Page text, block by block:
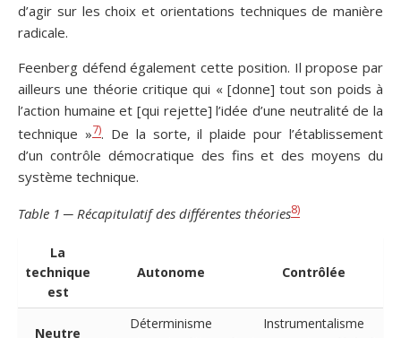
d’agir sur les choix et orientations techniques de manière
radicale.
Feenberg défend également cette position. Il propose par
ailleurs une théorie critique qui « [donne] tout son poids à
l’action humaine et [qui rejette] l’idée d’une neutralité de la
technique »7). De la sorte, il plaide pour l’établissement
d’un contrôle démocratique des fins et des moyens du
système technique.
Table 1 ─ Récapitulatif des différentes théories8)
La
technique
est
Autonome Contrôlée
Neutre
Déterminisme
Instrumentalisme